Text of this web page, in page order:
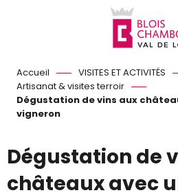
Accueil VISITES ET ACTIVITÉS
Artisanat & visites terroir
Dégustation de vins aux
vigneron
Dégustation de
châteaux avec